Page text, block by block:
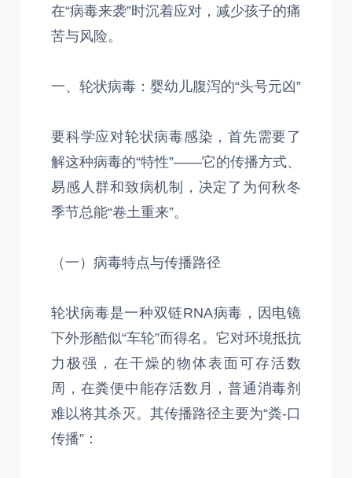
在“病毒来袭”时沉着应对，减少孩子的痛
苦与风险。
一、轮状病毒：婴幼儿腹泻的“头号元凶”
要科学应对轮状病毒感染，首先需要了
解这种病毒的“特性”——它的传播方式、
易感人群和致病机制，决定了为何秋冬
季节总能“卷土重来”。
（一）病毒特点与传播路径
轮状病毒是一种双链RNA病毒，因电镜
下外形酷似“车轮”而得名。它对环境抵抗
力极强，在干燥的物体表面可存活数
周，在粪便中能存活数月，普通消毒剂
难以将其杀灭。其传播路径主要为“粪-口
传播”：